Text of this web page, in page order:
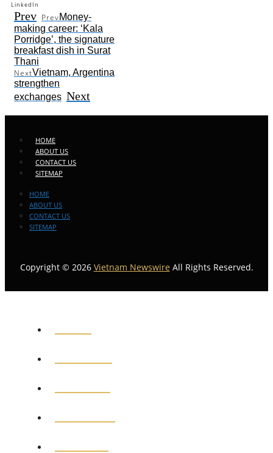
LinkedIn
Prev PrevMoney-
making career: ‘Kala
Porridge’, the signature
breakfast dish in Surat
Thani
NextVietnam, Argentina
strengthen
exchanges Next
HOME
ABOUT US
CONTACT US
SITEMAP
HOME
ABOUT US
CONTACT US
SITEMAP
Copyright © 2026 Vietnam NewswireAll Rights Reserved.